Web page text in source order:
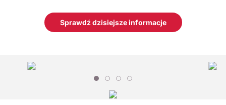
Sprawdź dzisiejsze informacje